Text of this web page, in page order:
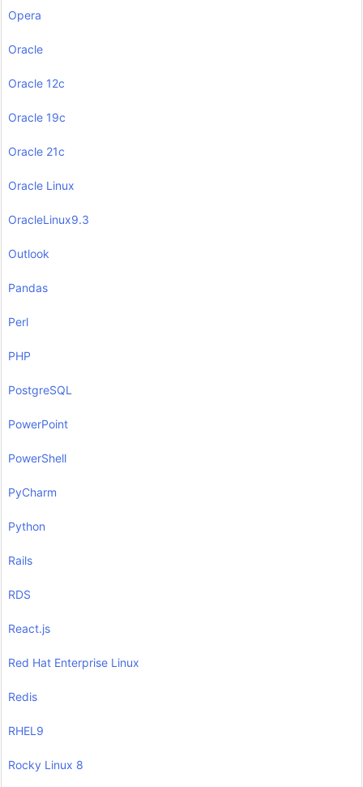
Opera
Oracle
Oracle 12c
Oracle 19c
Oracle 21c
Oracle Linux
OracleLinux9.3
Outlook
Pandas
Perl
PHP
PostgreSQL
PowerPoint
PowerShell
PyCharm
Python
Rails
RDS
React.js
Red Hat Enterprise Linux
Redis
RHEL9
Rocky Linux 8